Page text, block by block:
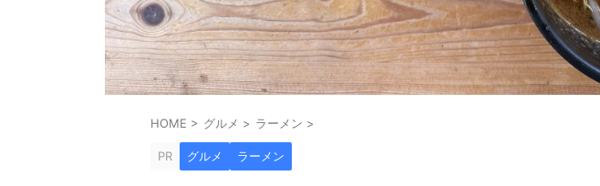
HOME > グルメ > ラーメン >
PR グルメ ラーメン